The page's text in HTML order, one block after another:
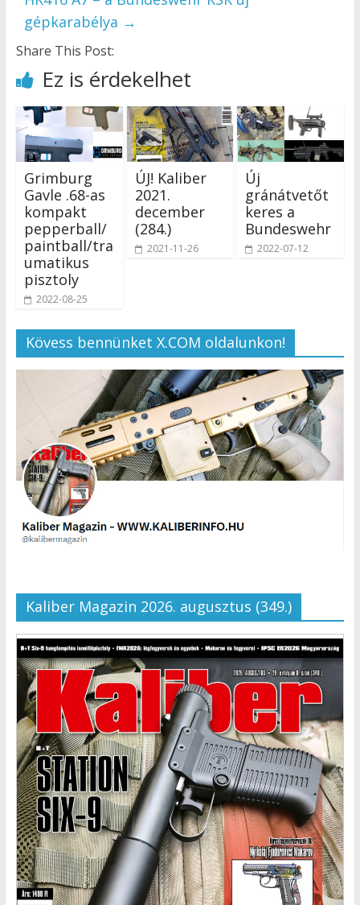
gépkarabélya →
Share This Post:
Ez is érdekelhet
Grimburg
Gavle .68-as
kompakt
pepperball/
paintball/tra
umatikus
pisztoly
2022-08-25
ÚJ! Kaliber
2021.
december
(284.)
2021-11-26
Új
gránátvetőt
keres a
Bundeswehr
2022-07-12
Kövess bennünket X.COM oldalunkon!
Kaliber Magazin 2026. augusztus (349.)